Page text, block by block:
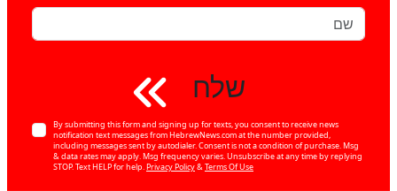
שלח
By submitting this form and signing up for texts, you consent to receive news
notification text messages from HebrewNews.com at the number provided,
including messages sent by autodialer. Consent is not a condition of purchase. Msg
& data rates may apply. Msg frequency varies. Unsubscribe at any time by replying
STOP. Text HELP for help. Privacy Policy& Terms Of Use